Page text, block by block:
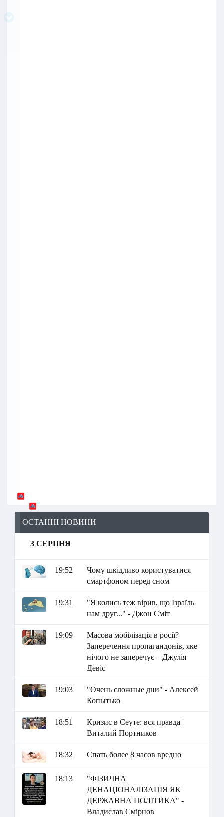
ОСТАННІ НОВИНИ
3 СЕРПНЯ
19:52
Чому шкідливо користуватися
смартфоном перед сном
19:31
"Я колись теж вірив, що Ізраїль
нам друг..." - Джон Сміт
19:09
Масова мобілізація в росії?
Заперечення пропагандонів, яке
нічого не заперечує – Джулія
Девіс
19:03
"Очень сложные дни" - Алексей
Копытько
18:51
Кризис в Сеуте: вся правда |
Виталий Портников
18:32 Спать более 8 часов вредно
18:13
"ФІЗИЧНА
ДЕНАЦІОНАЛІЗАЦІЯ ЯК
ДЕРЖАВНА ПОЛІТИКА" -
Владислав Смірнов